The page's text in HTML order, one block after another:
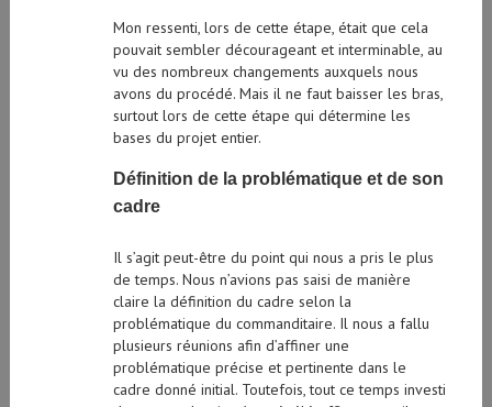
Mon ressenti, lors de cette étape, était que cela
pouvait sembler décourageant et interminable, au
vu des nombreux changements auxquels nous
avons du procédé. Mais il ne faut baisser les bras,
surtout lors de cette étape qui détermine les
bases du projet entier.
Définition de la problématique et de son
cadre
Il s’agit peut-être du point qui nous a pris le plus
de temps. Nous n’avions pas saisi de manière
claire la définition du cadre selon la
problématique du commanditaire. Il nous a fallu
plusieurs réunions afin d’affiner une
problématique précise et pertinente dans le
cadre donné initial. Toutefois, tout ce temps investi